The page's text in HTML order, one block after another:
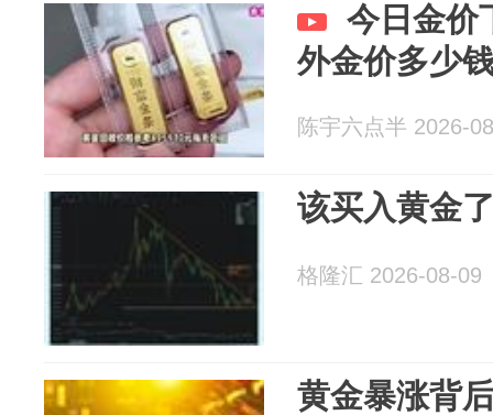
今日金价
外金价多少
陈宇六点半 2026-
该买入黄金
格隆汇 2026-08-09
黄金暴涨背